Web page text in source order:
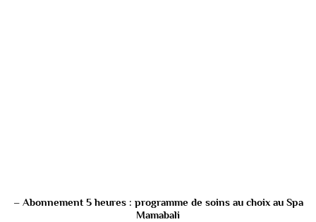
– Abonnement 5 heures : programme de soins au choix au Spa
Mamabali